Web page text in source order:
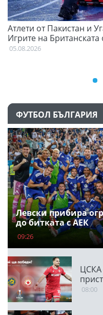
Атлети от Пакистан и
Игрите на
05.08.2026
ФУТБОЛ БЪЛГАРИЯ
Левски прибира
до битката с АЕК
09:26
ЦСКА
08:00